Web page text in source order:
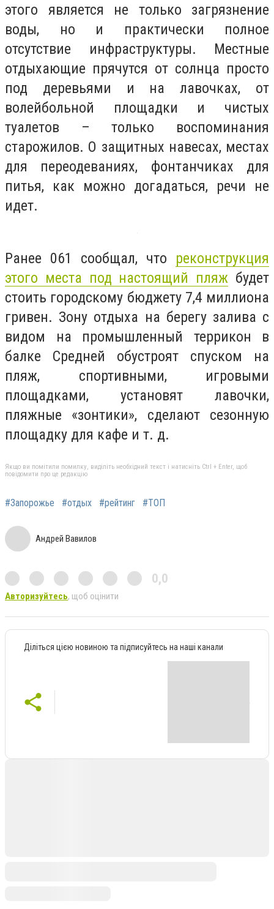
этого является не только загрязнение
воды, но и практически полное
отсутствие инфраструктуры. Местные
отдыхающие прячутся от солнца просто
под деревьями и на лавочках, от
волейбольной площадки и чистых
туалетов – только воспоминания
старожилов. О защитных навесах, местах
для переодеваниях, фонтанчиках для
питья, как можно догадаться, речи не
идет.
Ранее 061 сообщал, что реконструкция
этого места под настоящий пляж будет
стоить городскому бюджету 7,4 миллиона
гривен. Зону отдыха на берегу залива с
видом на промышленный террикон в
балке Средней обустроят спуском на
пляж, спортивными, игровыми
площадками, установят лавочки,
пляжные «зонтики», сделают сезонную
площадку для кафе и т. д.
Якщо ви помітили помилку, виділіть необхідний текст і натисніть Ctrl + Enter, щоб
повідомити про це редакцію
#Запорожье #отдых #рейтинг #ТОП
Андрей Вавилов
0,0
Авторизуйтесь, щоб оцінити
Діліться цією новиною та підписуйтесь на наші канали